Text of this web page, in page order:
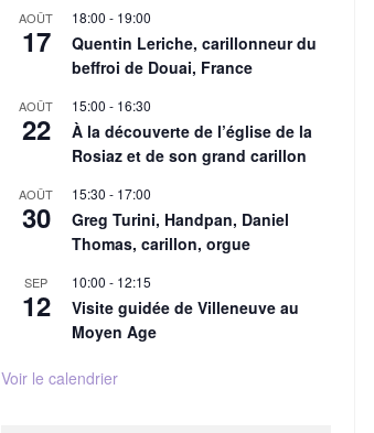
AOÛT
17
18:00 - 19:00
Quentin Leriche, carillonneur du
beffroi de Douai, France
AOÛT
22
15:00 - 16:30
À la découverte de l’église de la
Rosiaz et de son grand carillon
AOÛT
30
15:30 - 17:00
Greg Turini, Handpan, Daniel
Thomas, carillon, orgue
SEP
12
10:00 - 12:15
Visite guidée de Villeneuve au
Moyen Age
Voir le calendrier